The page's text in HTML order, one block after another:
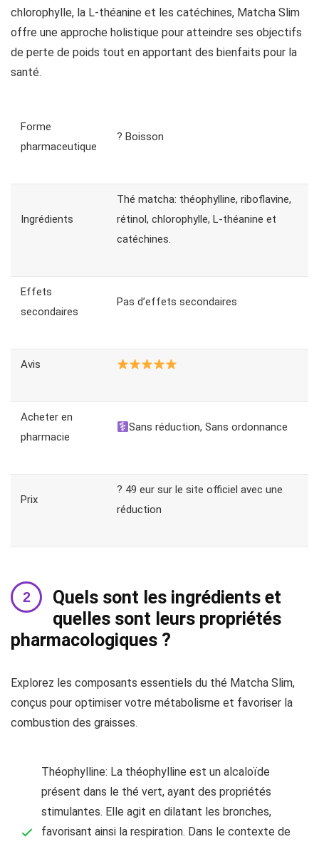
chlorophylle, la L-théanine et les catéchines, Matcha Slim
offre une approche holistique pour atteindre ses objectifs
de perte de poids tout en apportant des bienfaits pour la
santé.
Forme
pharmaceutique
? Boisson
Ingrédients
Thé matcha: théophylline, riboflavine,
rétinol, chlorophylle, L-théanine et
catéchines.
Effets
secondaires
Pas d’effets secondaires
Avis
Acheter en
pharmacie
Sans réduction, Sans ordonnance
Prix
? 49 eur sur le site officiel avec une
réduction
Quels sont les ingrédients et
quelles sont leurs propriétés
pharmacologiques ?
Explorez les composants essentiels du thé Matcha Slim,
conçus pour optimiser votre métabolisme et favoriser la
combustion des graisses.
Théophylline: La théophylline est un alcaloïde
présent dans le thé vert, ayant des propriétés
stimulantes. Elle agit en dilatant les bronches,
favorisant ainsi la respiration. Dans le contexte de